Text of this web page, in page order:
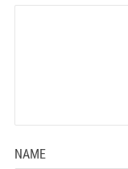
NAME